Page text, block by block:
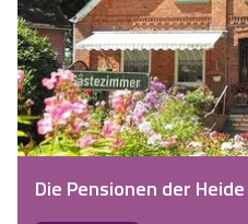
Die Pensionen der Heide